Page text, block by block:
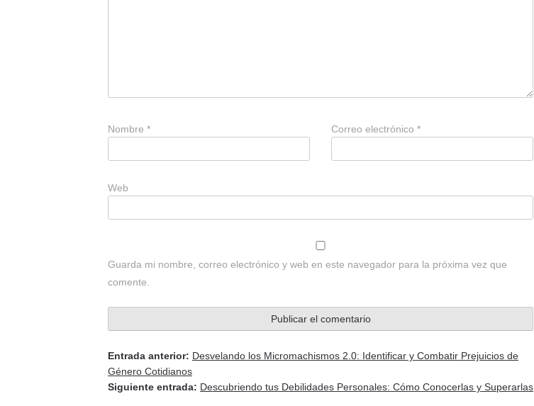
Nombre * Correo electrónico *
Web
Guarda mi nombre, correo electrónico y web en este navegador para la próxima vez que
comente.
Entrada anterior: Desvelando los Micromachismos 2.0: Identificar y Combatir Prejuicios de
Género Cotidianos
Siguiente entrada: Descubriendo tus Debilidades Personales: Cómo Conocerlas y Superarlas